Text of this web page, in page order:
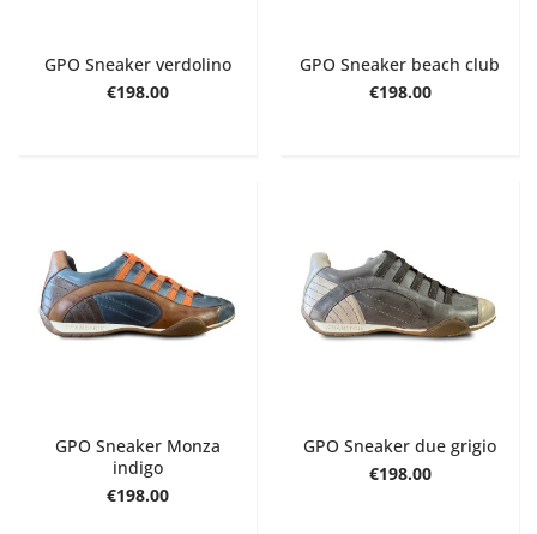
GPO Sneaker verdolino
€198.00
GPO Sneaker beach club
€198.00
GPO Sneaker Monza
indigo
€198.00
GPO Sneaker due grigio
€198.00